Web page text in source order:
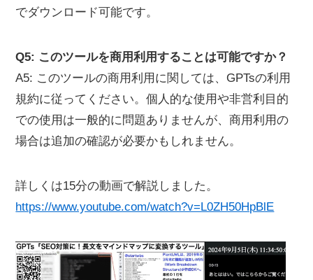
でダウンロード可能です。
Q5: このツールを商用利用することは可能ですか？
A5: このツールの商用利用に関しては、GPTsの利用
規約に従ってください。個人的な使用や非営利目的
での使用は一般的に問題ありませんが、商用利用の
場合は追加の確認が必要かもしれません。
詳しくは15分の動画で解説しました。
https://www.youtube.com/watch?v=L0ZH50HpBlE